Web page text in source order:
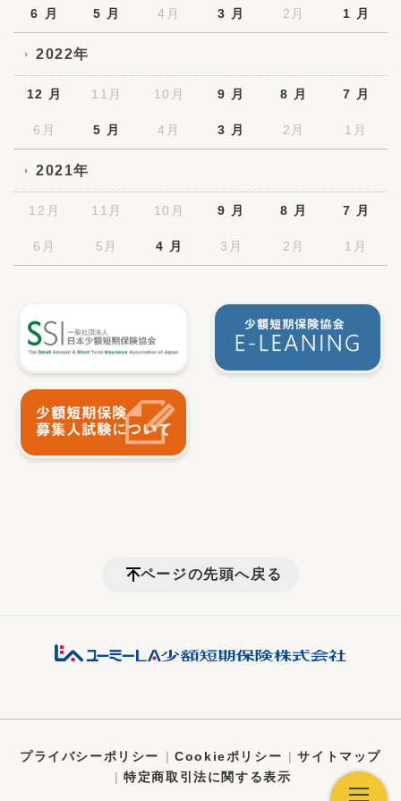
6 月 5 月 4月 3 月 2月 1 月
2022年
12 月 11月 10月 9 月 8 月 7 月
6月 5 月 4月 3 月 2月 1月
2021年
12月 11月 10月 9 月 8 月 7 月
6月 5月 4 月 3月 2月 1月
ページの先頭へ戻る
プライバシーポリシー Cookieポリシー
サイトマップ
特定商取引法に関する表示